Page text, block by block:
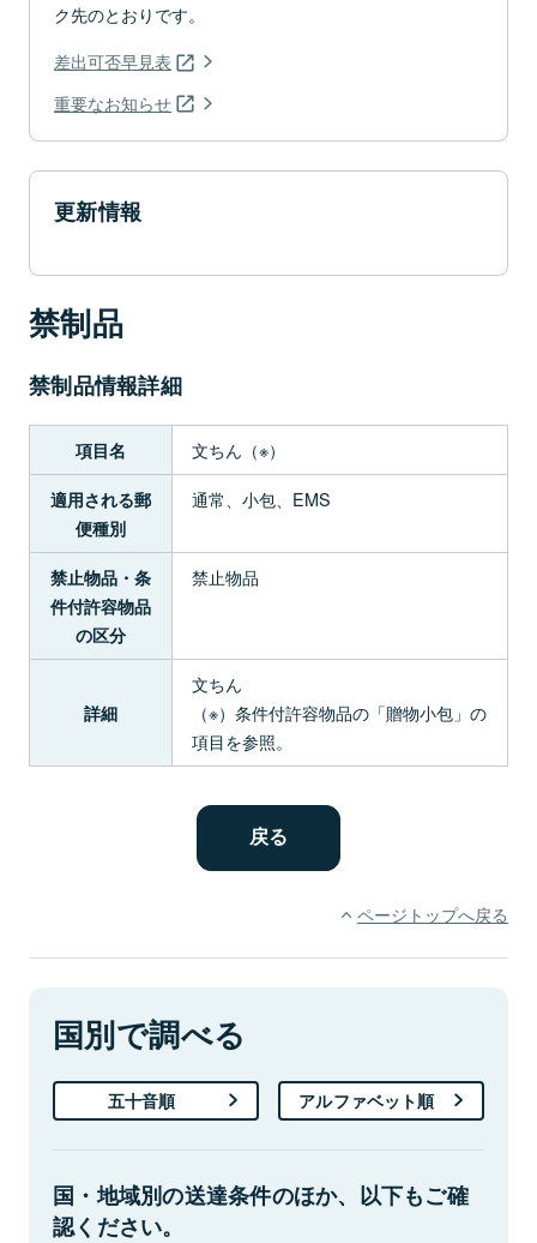
ク先のとおりです。
差出可否早見表
重要なお知らせ
更新情報
禁制品
禁制品情報詳細
項目名 文ちん（※）
適用される郵
便種別
通常、小包、EMS
禁止物品・条
件付許容物品
の区分
禁止物品
詳細
文ちん
（※）条件付許容物品の「贈物小包」の
項目を参照。
ページトップへ戻る
国別で調べる
五十音順 アルファベット順
国・地域別の送達条件のほか、以下もご確
認ください。